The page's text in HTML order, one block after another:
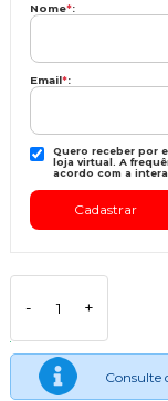
Nome*:
Email*:
Quero receber por
loja virtual. A
acordo com a
- +
Consulte